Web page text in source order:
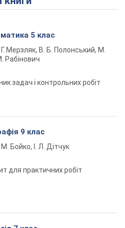
5 клас
Мерзляк, В. Б. Полонський, М.
Рабінович
задач і контрольних робіт
9 клас
М. Бойко, І. Л. Дітчук
для практичних робіт